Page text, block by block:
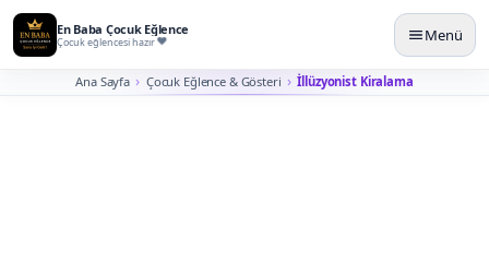
En Baba Çocuk Eğlence
Çocuk eğlencesi hazır Menü
Ana Sayfa Çocuk Eğlence & Gösteri İllüzyonist Kiralama